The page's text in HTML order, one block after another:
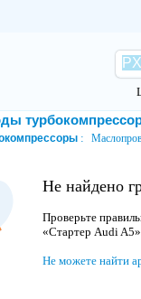
Не найдено
Проверьте
«Стартер Audi
Не можете найти